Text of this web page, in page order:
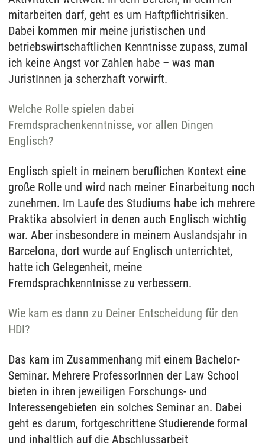
mitarbeiten darf, geht es um Haftpflichtrisiken.
Dabei kommen mir meine juristischen und
betriebswirtschaftlichen Kenntnisse zupass, zumal
ich keine Angst vor Zahlen habe – was man
JuristInnen ja scherzhaft vorwirft.
Welche Rolle spielen dabei
Fremdsprachenkenntnisse, vor allen Dingen
Englisch?
Englisch spielt in meinem beruflichen Kontext eine
große Rolle und wird nach meiner Einarbeitung noch
zunehmen. Im Laufe des Studiums habe ich mehrere
Praktika absolviert in denen auch Englisch wichtig
war. Aber insbesondere in meinem Auslandsjahr in
Barcelona, dort wurde auf Englisch unterrichtet,
hatte ich Gelegenheit, meine
Fremdsprachkenntnisse zu verbessern.
Wie kam es dann zu Deiner Entscheidung für den
HDI?
Das kam im Zusammenhang mit einem Bachelor-
Seminar. Mehrere ProfessorInnen der Law School
bieten in ihren jeweiligen Forschungs- und
Interessengebieten ein solches Seminar an. Dabei
geht es darum, fortgeschrittene Studierende formal
und inhaltlich auf die Abschlussarbeit